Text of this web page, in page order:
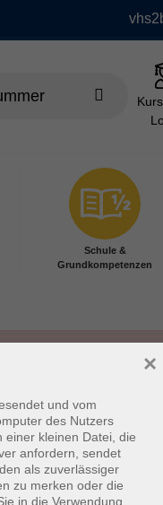
Schule &
Grundkompetenzen
Datenschutz
und vom
des Nutzers
einer kleinen Datei, die
anfordern, sendet
als zuverlässiger
zu merken oder die
in die Verwendung
×